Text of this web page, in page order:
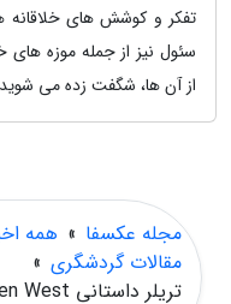
تفکر و کوشش های خلاقانه
سئول نیز از جمله موزه های
از آن ها، شگفت زده می
مجله عکسفا » همه
مقالات گردشگری »